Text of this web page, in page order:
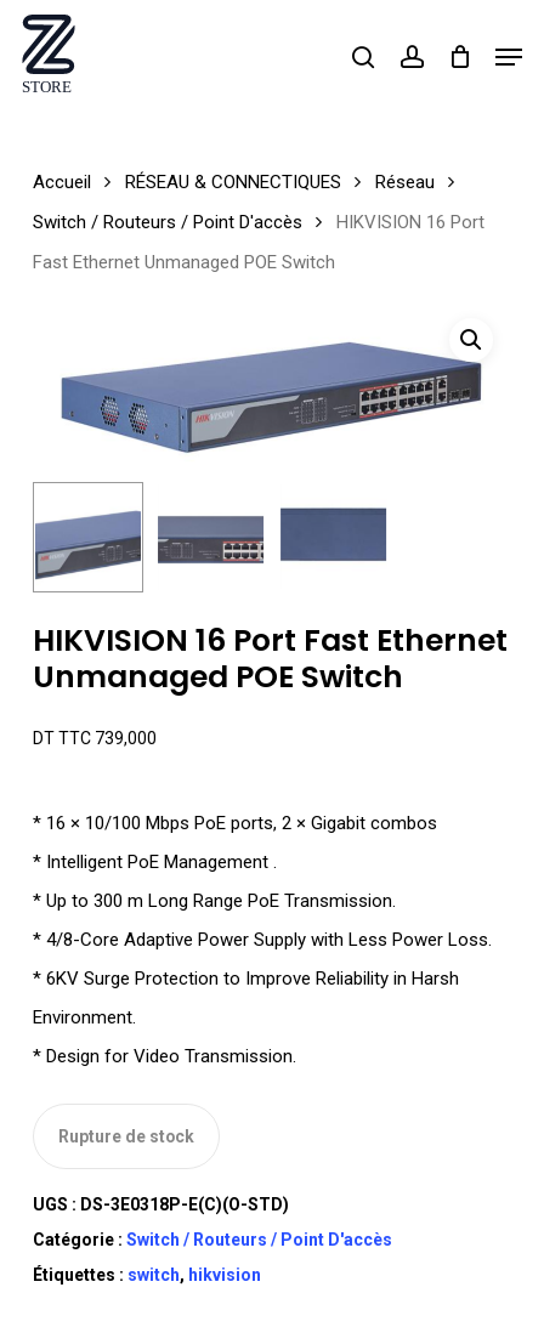
Skip
main
searchaccount
Accueil RÉSEAU & CONNECTIQUES
Réseau
Switch / Routeurs / Point D'accès
HIKVISION 16 Port
Fast Ethernet Unmanaged POE Switch
HIKVISION 16 Port Fast Ethernet
Unmanaged POE Switch
DT TTC739,000
* 16 × 10/100 Mbps PoE ports, 2 × Gigabit combos
* Intelligent PoE Management .
* Up to 300 m Long Range PoE Transmission.
* 4/8-Core Adaptive Power Supply with Less Power Loss.
* 6KV Surge Protection to Improve Reliability in Harsh
Environment.
* Design for Video Transmission.
Rupture de stock
UGS : DS-3E0318P-E(C)(O-STD)
Catégorie : Switch / Routeurs / Point D'accès
Étiquettes : switch, hikvision